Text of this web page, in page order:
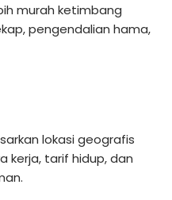
murah ketimbang
pengendalian hama,
lokasi geografis
kerja, tarif hidup, dan